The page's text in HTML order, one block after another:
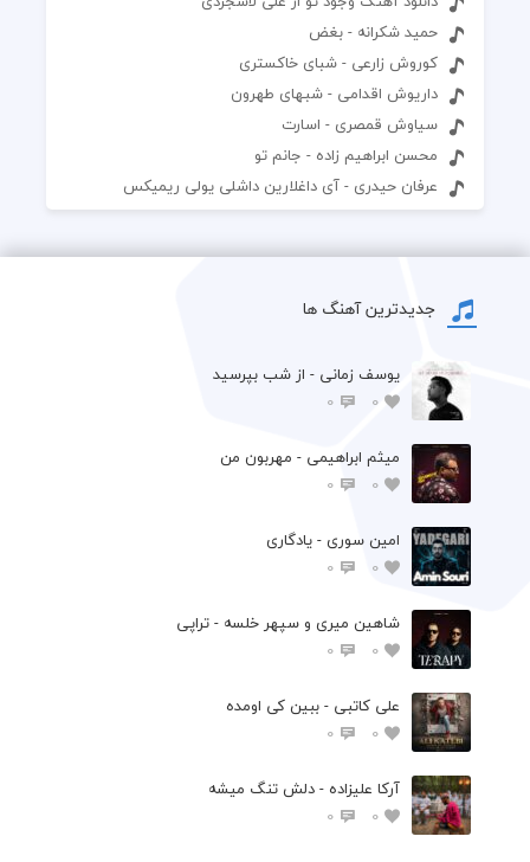
حمید شکرانه - بغض
کوروش زارعی - شبای خاکستری
داریوش اقدامی - شبهای طهرون
سیاوش قمصری - اسارت
محسن ابراهیم زاده - جانم تو
عرفان حیدری - آی داغلارین داشلی یولی ریمیکس
جدیدترین آهنگ ها
یوسف زمانی - از شب بپرسید
0
0
میثم ابراهیمی - مهربون من
0
0
امین سوری - یادگاری
0
0
شاهین میری و سپهر خلسه - تراپی
0
0
علی کاتبی - ببین کی اومده
0
0
آرکا علیزاده - دلش تنگ میشه
0
0